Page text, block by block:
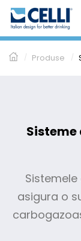
/ Produse /
asigura o